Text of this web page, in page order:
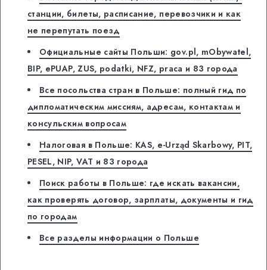
станции, билеты, расписание, перевозчики и как
не перепутать поезд
Официальные сайты Польши: gov.pl, mObywatel,
BIP, ePUAP, ZUS, podatki, NFZ, praca и 83 города
Все посольства стран в Польше: полный гид по
дипломатическим миссиям, адресам, контактам и
консульским вопросам
Налоговая в Польше: KAS, e-Urząd Skarbowy, PIT,
PESEL, NIP, VAT и 83 города
Поиск работы в Польше: где искать вакансии,
как проверять договор, зарплаты, документы и гид
по городам
Все разделы информации о Польше